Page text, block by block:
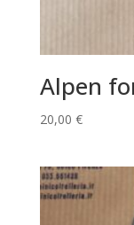
Alpen
20,00 €